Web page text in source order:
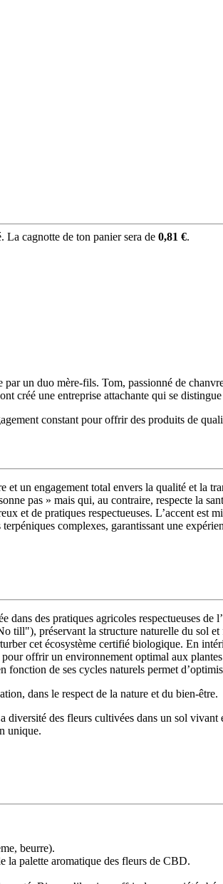
La cagnotte de ton panier sera de 0,81 €.
un duo mère-fils. Tom, passionné de
créé une entreprise attachante qui se
constant pour offrir des produits de
et un engagement total envers la qualité et la
pas » mais qui, au contraire, respecte la
et de pratiques respectueuses. L’accent est
complexes, garantissant une
dans des pratiques agricoles respectueuses de
till"), préservant la structure naturelle du sol et
cet écosystème certifié biologique. En
offrir un environnement optimal aux
fonction de ses cycles naturels permet d’
dans le respect de la nature et du bien-être.
diversité des fleurs cultivées dans un sol vivant
unique.
beurre).
la palette aromatique des fleurs de CBD.